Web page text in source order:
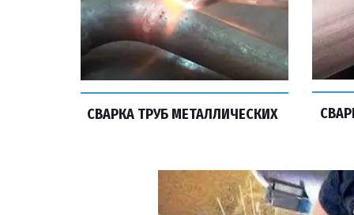
СВАРКА ТРУБ МЕТАЛЛИЧЕСКИХ